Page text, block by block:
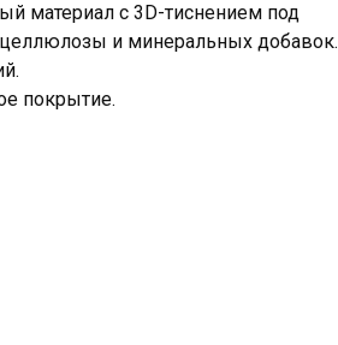
материал с 3D-тиснением под
и минеральных добавок.
покрытие.